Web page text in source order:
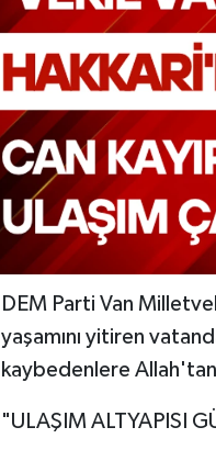
DEM Parti Van
yaşamını yitiren
kaybedenlere Allah'tan
"ULAŞIM ALTYAPISI